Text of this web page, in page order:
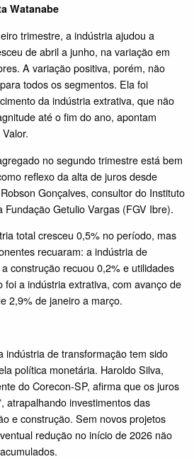
Watanabe
trimestre, a indústria ajudou a
de abril a junho, na variação em
A variação positiva, porém, não
todos os segmentos. Ela foi
da indústria extrativa, que não
até o fim do ano, apontam
no segundo trimestre está bem
reflexo da alta de juros desde
Gonçalves, consultor do Instituto
Getulio Vargas (FGV Ibre).
total cresceu 0,5% no período, mas
recuaram: a indústria de
construção recuou 0,2% e utilidades
foi a indústria extrativa, com avanço de
2,9% de janeiro a março.
indústria de transformação tem sido
política monetária. Haroldo Silva,
do Corecon-SP, afirma que os juros
atrapalhando investimentos das
e construção. Sem novos projetos
redução no início de 2026 não